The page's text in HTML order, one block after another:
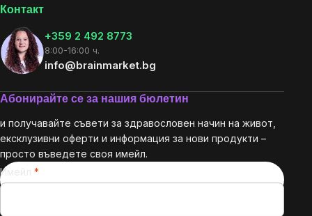
Контакт
+359 2 492 8773
8:00-16:00 ч.
info@brainmarket.bg
Абонирайте се за нашия бюлетин
и получавайте съвети за здравословен начин на живот,
ексклузивни оферти и информация за нови продукти –
просто въведете своя имейл.
Имейл